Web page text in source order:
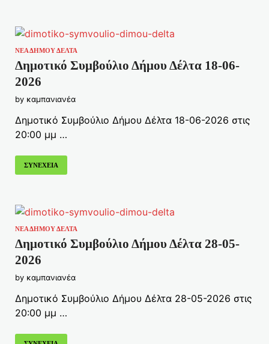
ΝΕΑ ΔΗΜΟΥ ΔΕΛΤΑ
Δημοτικό Συμβούλιο Δήμου Δέλτα 18-06-
2026
by καμπανιανέα
Δημοτικό Συμβούλιο Δήμου Δέλτα 18-06-2026 στις
20:00 μμ …
ΣΥΝΕΧΕΙΑ
ΝΕΑ ΔΗΜΟΥ ΔΕΛΤΑ
Δημοτικό Συμβούλιο Δήμου Δέλτα 28-05-
2026
by καμπανιανέα
Δημοτικό Συμβούλιο Δήμου Δέλτα 28-05-2026 στις
20:00 μμ …